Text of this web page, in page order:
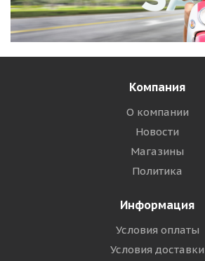
Компания
О компании
Новости
Магазины
Политика
Информация
Условия оплаты
Условия доставки